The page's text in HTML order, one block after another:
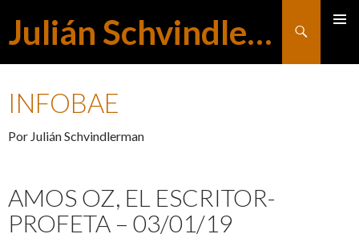
Julián Schvindlerman
Buscar
INFOBAE
Por Julián Schvindlerman
AMOS OZ, EL ESCRITOR-
PROFETA – 03/01/19